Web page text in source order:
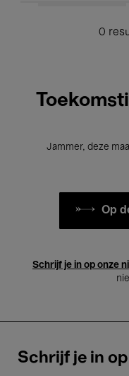
0
Jammer, deze
Op
Schrijf je in op onze
Schrijf je in